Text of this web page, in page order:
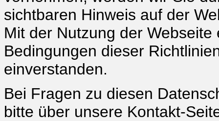
sichtbaren Hinweis auf der
Mit der Nutzung der
Bedingungen dieser
einverstanden.
Bei Fragen zu diesen
bitte über unsere Kontakt-